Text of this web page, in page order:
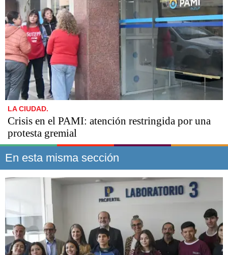
LA CIUDAD.
Crisis en el PAMI: atención restringida por una
protesta gremial
En esta misma sección